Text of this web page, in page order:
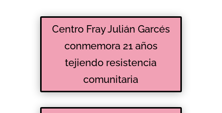
Centro Fray Julián Garcés
conmemora 21 años
tejiendo resistencia
comunitaria